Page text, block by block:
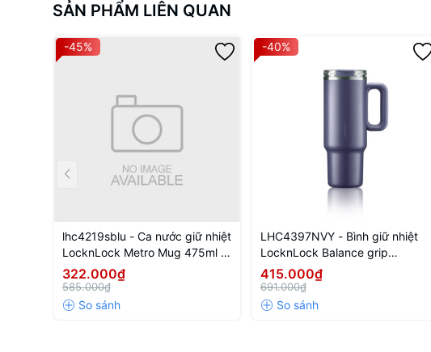
SẢN PHẨM LIÊN QUAN
-45%
lhc4219sblu - Ca nước giữ nhiệt
LocknLock Metro Mug 475ml -
Màu xanh
322.000₫
585.000₫
-40%
LHC4397NVY - Bình giữ nhiệt
LocknLock Balance grip
tumbler 900ml - Màu navy
415.000₫
691.000₫